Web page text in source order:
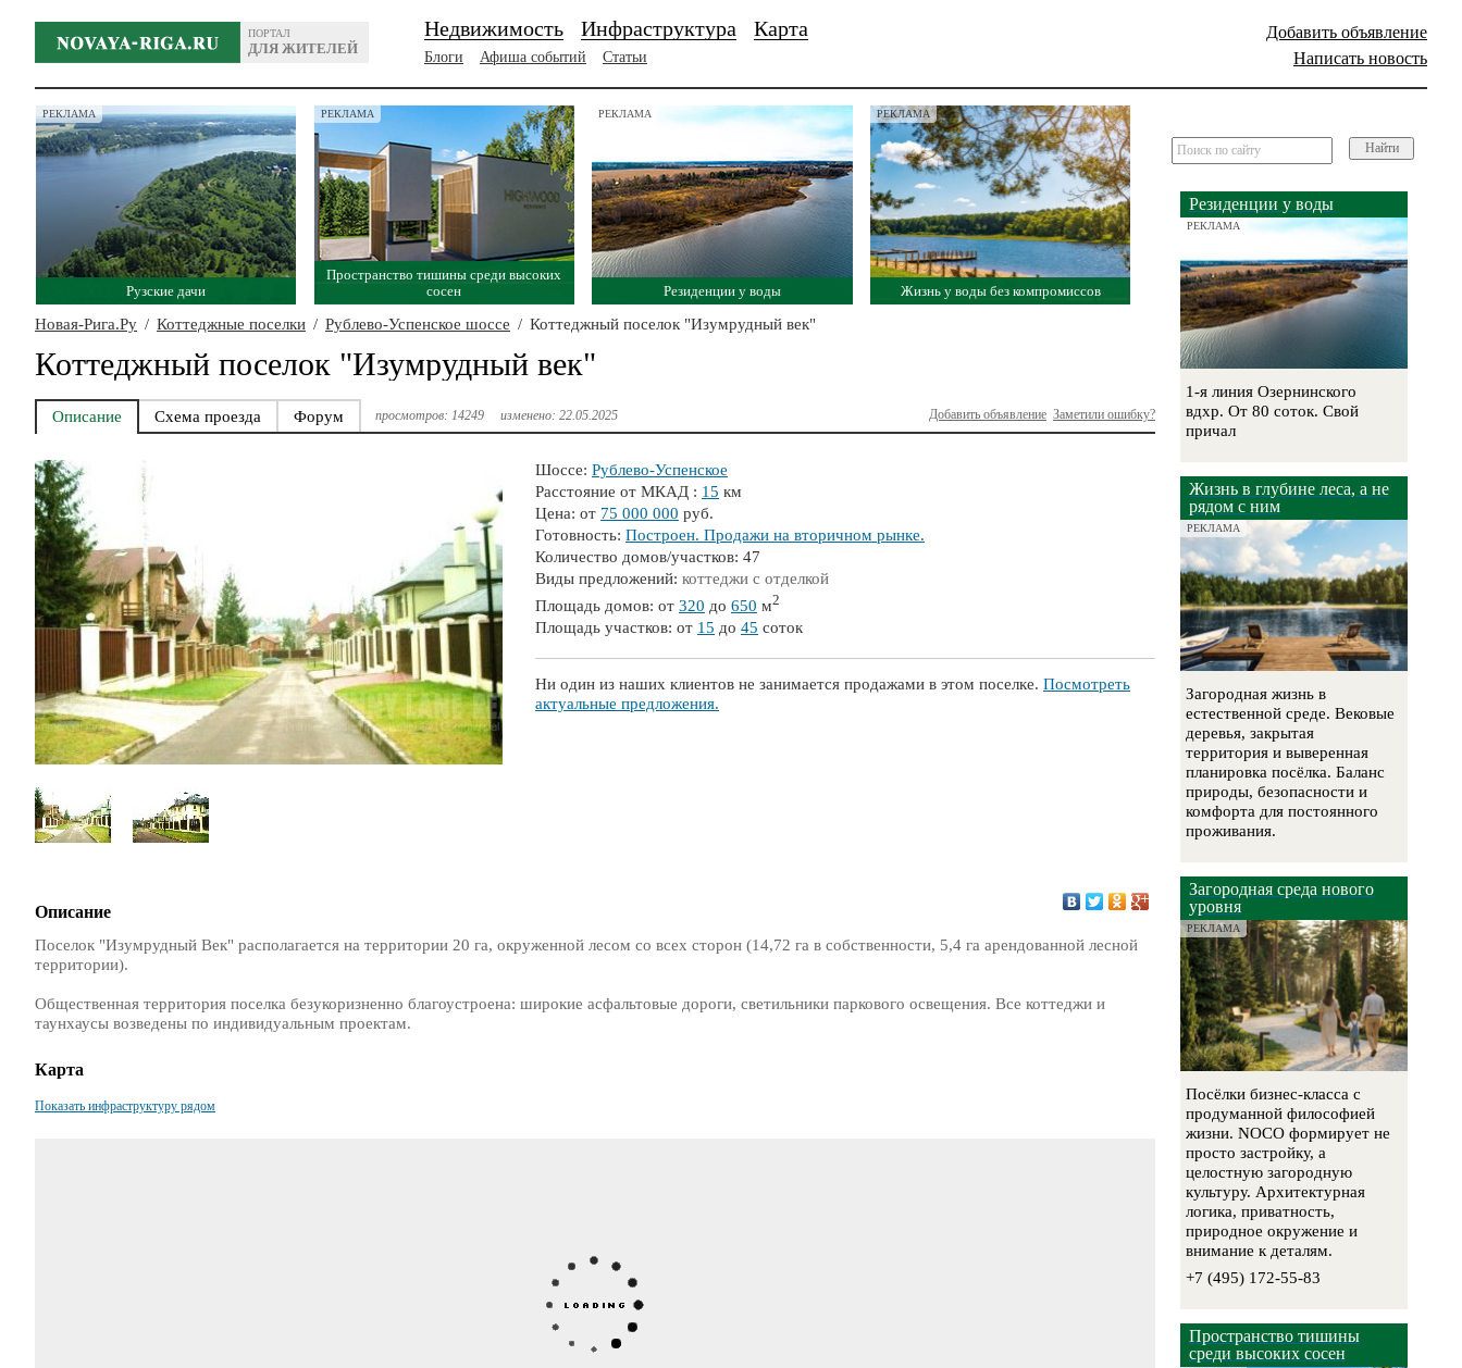
ПОРТАЛ
ДЛЯ ЖИТЕЛЕЙ
Добавить объявление
Написать новость
Недвижимость Инфраструктура Карта
Блоги Афиша событий Статьи
РЕКЛАМА
Рузские дачи
РЕКЛАМА
Пространство тишины среди высоких
сосен
РЕКЛАМА
Резиденции у воды
РЕКЛАМА
Жизнь у воды без компромиссов
Новая-Рига.Ру / Коттеджные поселки / Рублево-Успенское шоссе / Коттеджный поселок "Изумрудный век"
Коттеджный поселок "Изумрудный век"
Описание Схема проезда Форум просмотров: 14249 изменено: 22.05.2025 Добавить объявление Заметили ошибку?
Шоссе: Рублево-Успенское
Расстояние от МКАД : 15 км
Цена: от 75 000 000 руб.
Готовность: Построен. Продажи на вторичном рынке.
Количество домов/участков: 47
Виды предложений: коттеджи с отделкой
Площадь домов: от 320 до 650 м2
Площадь участков: от 15 до 45 соток
Ни один из наших клиентов не занимается продажами в этом поселке. Посмотреть
актуальные предложения.
Описание
Поселок "Изумрудный Век" располагается на территории 20 га, окруженной лесом со всех сторон (14,72 га в собственности, 5,4 га арендованной лесной
территории).
Общественная территория поселка безукоризненно благоустроена: широкие асфальтовые дороги, светильники паркового освещения. Все коттеджи и
таунхаусы возведены по индивидуальным проектам.
Карта
Показать инфраструктуру рядом
Найти
Резиденции у воды
РЕКЛАМА
1-я линия Озернинского
вдхр. От 80 соток. Свой
причал
Жизнь в глубине леса, а не
рядом с ним
РЕКЛАМА
Загородная жизнь в
естественной среде. Вековые
деревья, закрытая
территория и выверенная
планировка посёлка. Баланс
природы, безопасности и
комфорта для постоянного
проживания.
Загородная среда нового
уровня
РЕКЛАМА
Посёлки бизнес-класса с
продуманной философией
жизни. NOCO формирует не
просто застройку, а
целостную загородную
культуру. Архитектурная
логика, приватность,
природное окружение и
внимание к деталям.
+7 (495) 172-55-83
Пространство тишины
среди высоких сосен